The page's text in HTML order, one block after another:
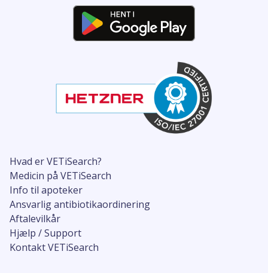
Hvad er VETiSearch?
Medicin på VETiSearch
Info til apoteker
Ansvarlig antibiotikaordinering
Aftalevilkår
Hjælp / Support
Kontakt VETiSearch